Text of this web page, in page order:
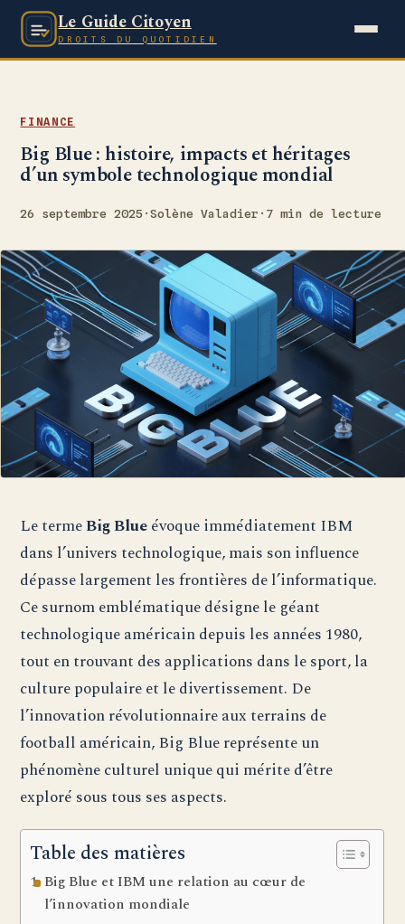
Le Guide Citoyen
DROITS DU QUOTIDIEN
FINANCE
Big Blue : histoire, impacts et héritages
d’un symbole technologique mondial
26 septembre 2025 ·Solène Valadier · 7 min de lecture
Le termeBig Blueévoque immédiatement IBM
dans l’univers technologique, mais son influence
dépasse largement les frontières de l’informatique.
Ce surnom emblématique désigne le géant
technologique américain depuis les années 1980,
tout en trouvant des applications dans le sport, la
culture populaire et le divertissement. De
l’innovation révolutionnaire aux terrains de
football américain, Big Blue représente un
phénomène culturel unique qui mérite d’être
exploré sous tous ses aspects.
Table des matières
Big Blue et IBM une relation au cœur de
l’innovation mondiale